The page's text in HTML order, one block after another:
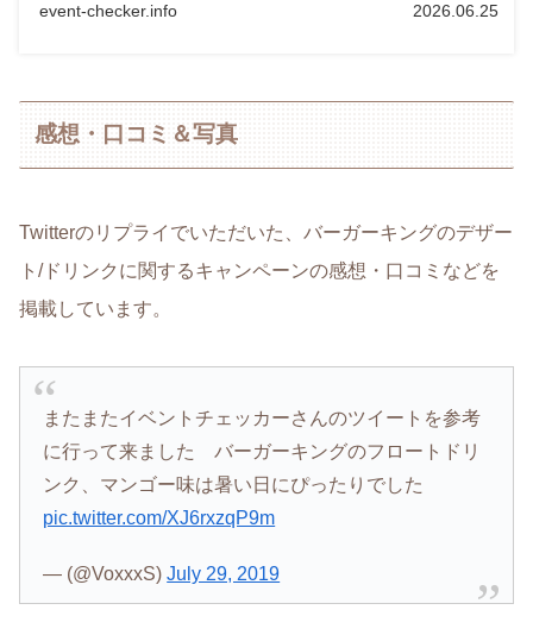
event-checker.info 2026.06.25
感想・口コミ＆写真
Twitterのリプライでいただいた、バーガーキングのデザー
ト/ドリンクに関するキャンペーンの感想・口コミなどを
掲載しています。
またまたイベントチェッカーさんのツイートを参考
に行って来ました バーガーキングのフロートドリ
ンク、マンゴー味は暑い日にぴったりでした
pic.twitter.com/XJ6rxzqP9m
— (@VoxxxS)July 29, 2019